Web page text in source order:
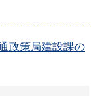
政策局建設課の